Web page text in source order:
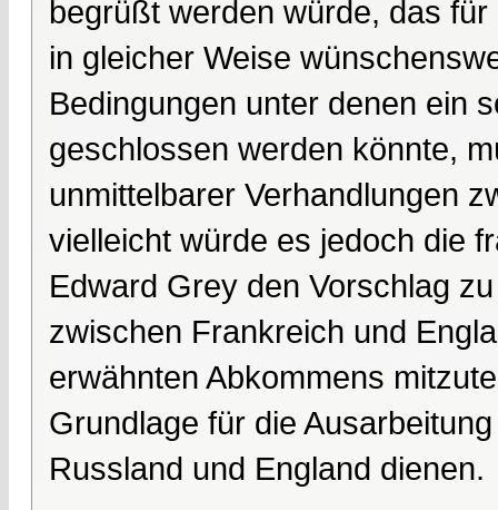
begrüßt werden würde, das
in gleicher Weise
Bedingungen unter denen ein
geschlossen werden könnte,
unmittelbarer Verhandlungen
vielleicht würde es jedoch die
Edward Grey den Vorschlag
zwischen Frankreich und
erwähnten Abkommens
Grundlage für die
Russland und England dienen.